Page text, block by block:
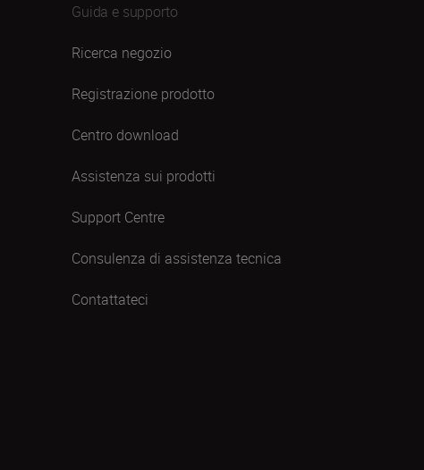
Guida e supporto
Ricerca negozio
Registrazione prodotto
Centro download
Assistenza sui prodotti
Support Centre
Consulenza di assistenza tecnica
Contattateci